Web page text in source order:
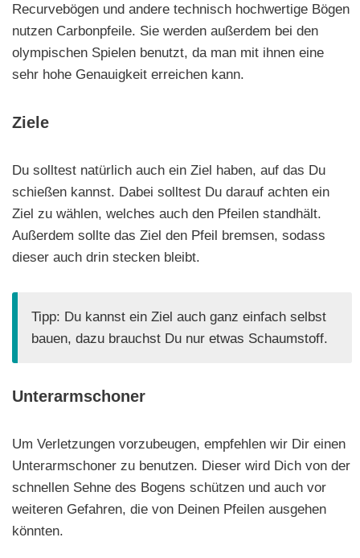
Recurvebögen und andere technisch hochwertige Bögen
nutzen Carbonpfeile. Sie werden außerdem bei den
olympischen Spielen benutzt, da man mit ihnen eine
sehr hohe Genauigkeit erreichen kann.
Ziele
Du solltest natürlich auch ein Ziel haben, auf das Du
schießen kannst. Dabei solltest Du darauf achten ein
Ziel zu wählen, welches auch den Pfeilen standhält.
Außerdem sollte das Ziel den Pfeil bremsen, sodass
dieser auch drin stecken bleibt.
Tipp: Du kannst ein Ziel auch ganz einfach selbst
bauen, dazu brauchst Du nur etwas Schaumstoff.
Unterarmschoner
Um Verletzungen vorzubeugen, empfehlen wir Dir einen
Unterarmschoner zu benutzen. Dieser wird Dich von der
schnellen Sehne des Bogens schützen und auch vor
weiteren Gefahren, die von Deinen Pfeilen ausgehen
könnten.